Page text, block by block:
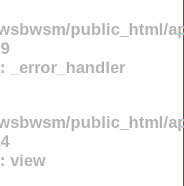
public_html/
_error_handler
public_html/
view